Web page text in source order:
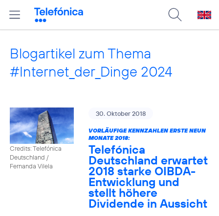
Blogartikel zum Thema
#Internet_der_Dinge 2024
Credits: Telefónica
Deutschland /
Fernanda Vilela
30. Oktober 2018
VORLÄUFIGE KENNZAHLEN ERSTE NEUN
MONATE 2018:
Telefónica
Deutschland erwartet
2018 starke OIBDA-
Entwicklung und
stellt höhere
Dividende in Aussicht